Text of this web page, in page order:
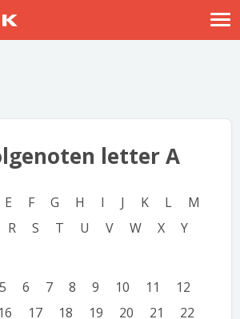
Help
letter A
E F G H I J K L
M
R S T U V W X
Y
5 6 7 8 9 10 11
12
16 17 18 19 20 21
22